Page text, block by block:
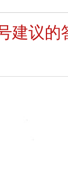
建议的